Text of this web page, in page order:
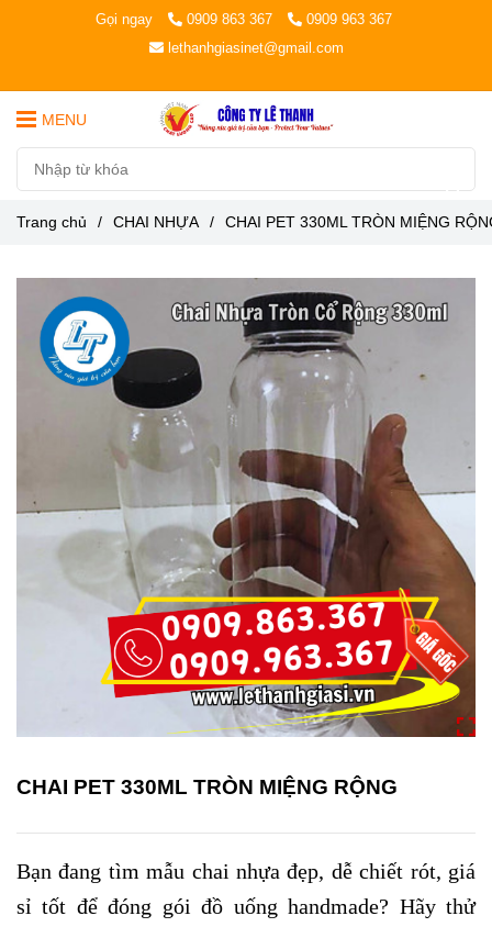
Gọi ngay 0909 863 367
0909 963 367
lethanhgiasinet@gmail.com
MENU
Trang chủ / CHAI NHỰA / CHAI PET 330ML TRÒN MIỆNG
CHAI PET 330ML TRÒN MIỆNG RỘNG
Bạn đang tìm mẫu chai nhựa đẹp, dễ chiết rót, giá
sỉ tốt để đóng gói đồ uống handmade? Hãy thử